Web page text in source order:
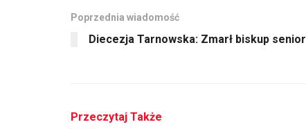
Poprzednia wiadomość
Diecezja Tarnowska: Zmarł biskup senior
Przeczytaj Także